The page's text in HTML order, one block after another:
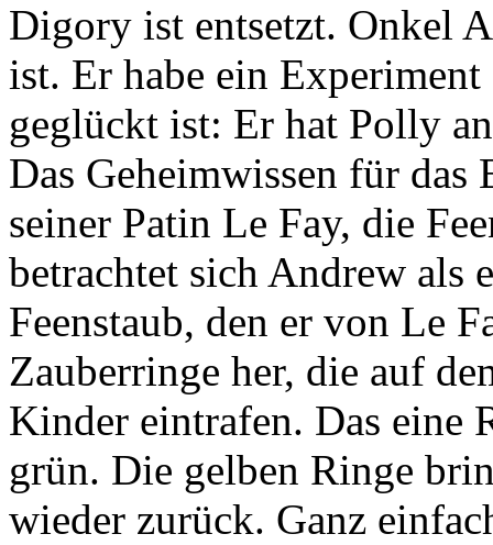
Digory ist entsetzt. Onkel
ist. Er habe ein
geglückt ist: Er hat Polly
Das Geheimwissen für
seiner Patin Le Fay, die
betrachtet sich Andrew als
Feenstaub, den er von Le
Zauberringe her, die auf
Kinder eintrafen. Das eine
grün. Die gelben Ringe
wieder zurück. Ganz